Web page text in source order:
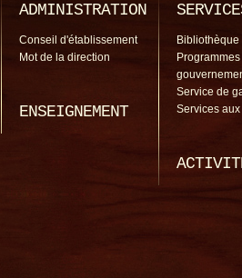
ADMINISTRATION
Conseil d'établissement
Mot de la direction
ENSEIGNEMENT
Bibliothèque
Programmes
Service de
Services